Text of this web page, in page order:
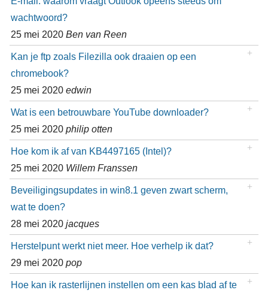
wachtwoord?
25 mei 2020 Ben van Reen
Kan je ftp zoals Filezilla ook draaien op een
chromebook?
25 mei 2020 edwin
Wat is een betrouwbare YouTube downloader?
25 mei 2020 philip otten
Hoe kom ik af van KB4497165 (Intel)?
25 mei 2020 Willem Franssen
Beveiligingsupdates in win8.1 geven zwart scherm,
wat te doen?
28 mei 2020 jacques
Herstelpunt werkt niet meer. Hoe verhelp ik dat?
29 mei 2020 pop
Hoe kan ik rasterlijnen instellen om een kas blad af te